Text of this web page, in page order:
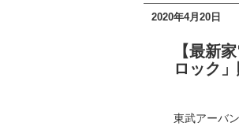
2020年4月20日
【最新
ロック
東武アーバ